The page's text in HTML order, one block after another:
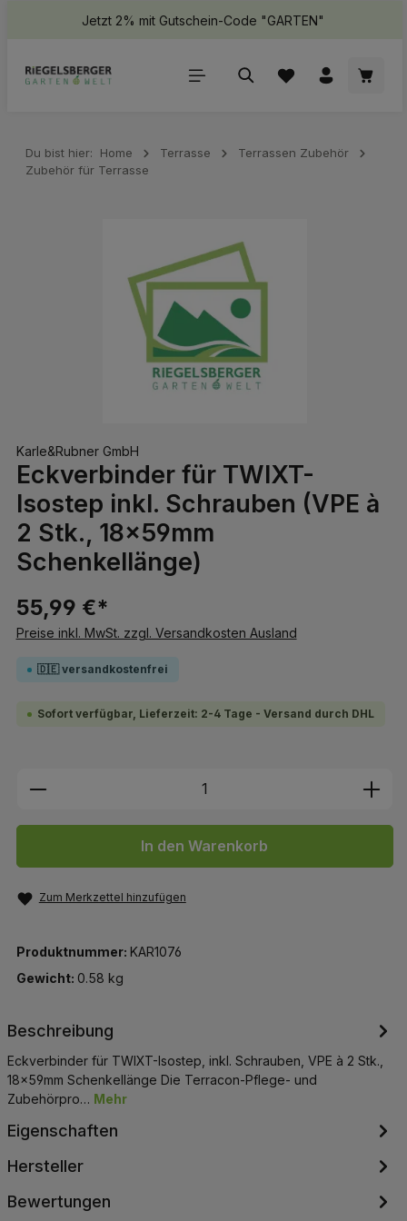
springenJetzt 2% mit Gutschein-Code "GARTEN"
Du bist hier: Home Terrasse
Terrassen Zubehör
Zubehör für Terrasse
Karle&Rubner GmbH
Eckverbinder für TWIXT-
Isostep inkl. Schrauben (VPE à
2 Stk., 18x59mm
Schenkellänge)
55,99 €*
Preise inkl. MwSt. zzgl. Versandkosten Ausland
🇩🇪 versandkostenfrei
Sofort verfügbar, Lieferzeit: 2-4 Tage - Versand durch DHL
Produkt Anzahl: Gib den
In den Warenkorb
Zum Merkzettel hinzufügen
Produktnummer: KAR1076
Gewicht: 0.58 kg
Beschreibung
Eckverbinder für TWIXT-Isostep, inkl. Schrauben, VPE à 2 Stk.,
18x59mm Schenkellänge Die Terracon-Pflege- und
Zubehörpro… Mehr
Eigenschaften
Hersteller
Bewertungen